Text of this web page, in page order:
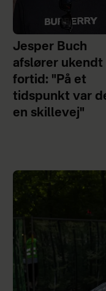
Jesper Buch
afslører ukendt
fortid: "På et
tidspunkt var
en skillevej"